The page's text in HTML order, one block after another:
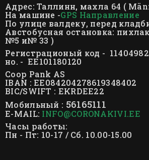
Адрес: Таллинн, махла 64 (
На машине -GPS Направление
По улице валдеку, перед
Австобусная остановка:
№5 и№ 33 )
Регистрационый код -
но. - EE101180120
Coop Pank AS
IBAN : EE084204278619348402
BIC/SWIFT : EKRDEE22
Мобильный : 56165111
E-MAIL: INFO@CORONAKIVI.EE
Часы работы:
Пн - Пт: 10-17 / Сб. 10.00-15.00